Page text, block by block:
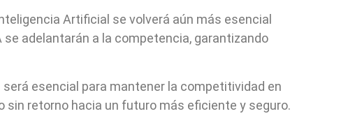
Artificial se volverá aún más esencial
adelantarán a la competencia, garantizando
esencial para mantener la competitividad en
sin retorno hacia un futuro más eficiente y seguro.